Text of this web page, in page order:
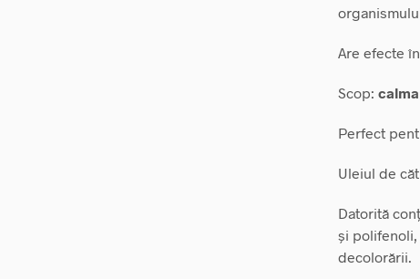
Are efecte în
Scop:
Perfect
Uleiul de
Datorită
și
decolorării.